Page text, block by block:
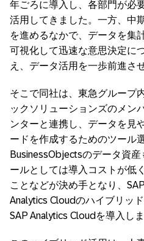
年ごろに導入し、各部門が必
活用してきました。一方、中
を進めるなかで、データを集
可視化して迅速な意思決定に
え、データ活用を一歩前進さ
そこで同社は、東急グループ
ックソリューションズのメン
ンターと連携し、データを見
ードを作成するためのツール
BusinessObjectsのデータ資
ールとしては導入コストが低
ことなどが決め手となり、
Analytics Cloudのハイブリッ
SAP Analytics Cloudを導入しま